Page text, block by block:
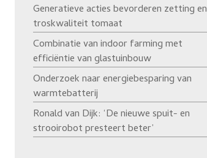
Generatieve acties bevorderen zetting en
troskwaliteit tomaat
Combinatie van indoor farming met
efficiëntie van glastuinbouw
Onderzoek naar energiebesparing van
warmtebatterij
Ronald van Dijk: ‘De nieuwe spuit- en
strooirobot presteert beter’